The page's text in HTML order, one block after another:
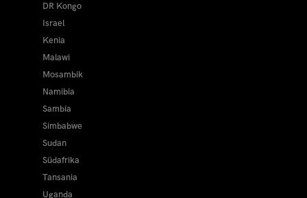
DR Kongo
Israel
Kenia
Malawi
Mosambik
Namibia
Sambia
Simbabwe
Sudan
Südafrika
Tansania
Uganda